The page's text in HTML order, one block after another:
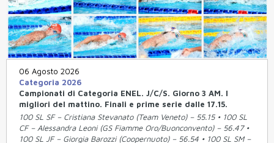
06 Agosto 2026
Categoria 2026
Campionati di Categoria ENEL. J/C/S. Giorno 3 AM. I
migliori del mattino. Finali e prime serie dalle 17.15.
100 SL SF – Cristiana Stevanato (Team Veneto) – 55.15 • 100 SL
CF – Alessandra Leoni (GS Fiamme Oro/Buonconvento) – 56.47 •
100 SL JF – Giorgia Barozzi (Coopernuoto) – 56.54 • 100 SL SM –